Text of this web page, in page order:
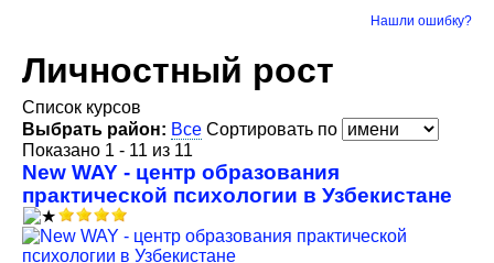
Нашли ошибку?
Личностный рост
Список курсов
Выбрать район: Все Сортировать по
Показано 1 - 11 из 11
New WAY - центр образования
практической психологии в Узбекистане